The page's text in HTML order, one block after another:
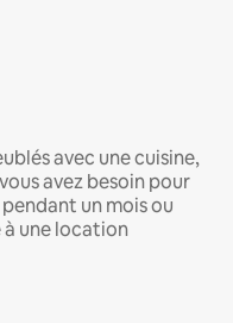
avec une cuisine,
avez besoin pour
un mois ou
une location